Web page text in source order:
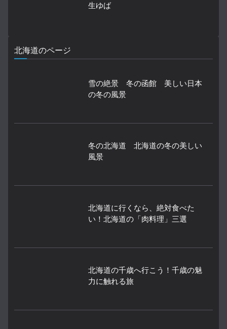
生ゆば
北海道のページ
雪の絶景 冬の函館 美しい日本
の冬の風景
冬の北海道 北海道の冬の美しい
風景
北海道に行くなら、絶対食べた
い！北海道の「肉料理」三選
北海道の千歳へ行こう！千歳の魅
力に触れる旅